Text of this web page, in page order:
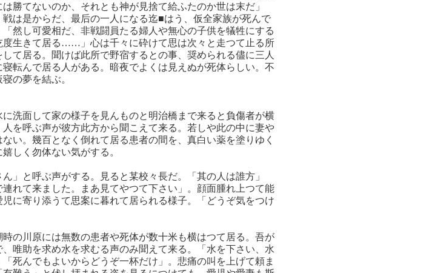
勝てないのか、それとも神が見捨て給ふたのか世は末だ」
は是からだ、最后の一人になる迄■はう、仮全家族が死んで
然し可愛相だ、非戦闘員たる婦人や無心の子供を犠牲にする
生きて居る……」心は千々に砕けて思は次々と走つて止る所
て居る。聞けば此所で野宿するとの事、奨められる儘に三人
転んで居る人がある。暗夜でよくは見えぬが死体らしい。不
の夢を結ぶ。
洗面して家の様子を見んものと明治橋まで来ると負傷者が横
を呼ぶ声が彼方此方から聞こえて来る。若しや此の中に妻や
い。幾百となく倒れて居る患者の間を、真白い薬を塗りゆく
しく勿体ない気がする。
」と呼ぶ声がする。見ると某校々長だ。「其の人は誰方」
れて来ました。まあ見てやつて下さい」。顔面腫れ上つて能
に寄り添うて思案に暮れて居られる様子。「どうぞ気をつけ
の川原には無数の患者や死体が数十米も横はつて居る。吾が
唯助を求め水を求むる声のみ聞えて来る。「水を下さい、水
死んでもよいからどうぞ一杯だけ」。悲痛の叫を上げて頼ま